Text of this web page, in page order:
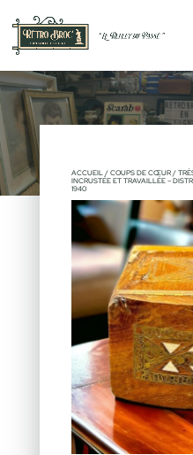
VENDU
ACCUEIL/ COUPS DE CŒUR/
INCRUSTÉE ET TRAVAILLÉE –
1940